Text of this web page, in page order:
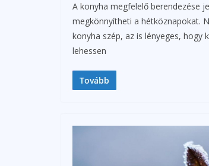
A konyha megfelelő berendezése
megkönnyítheti a hétköznapokat.
konyha szép, az is lényeges, hogy
lehessen
Tovább